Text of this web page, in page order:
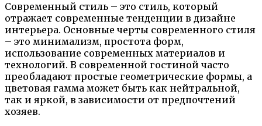
Современный стиль – это стиль, который
отражает современные тенденции в дизайне
интерьера. Основные черты современного стиля
– это минимализм, простота форм,
использование современных материалов и
технологий. В современной гостиной часто
преобладают простые геометрические формы, а
цветовая гамма может быть как нейтральной,
так и яркой, в зависимости от предпочтений
хозяев.